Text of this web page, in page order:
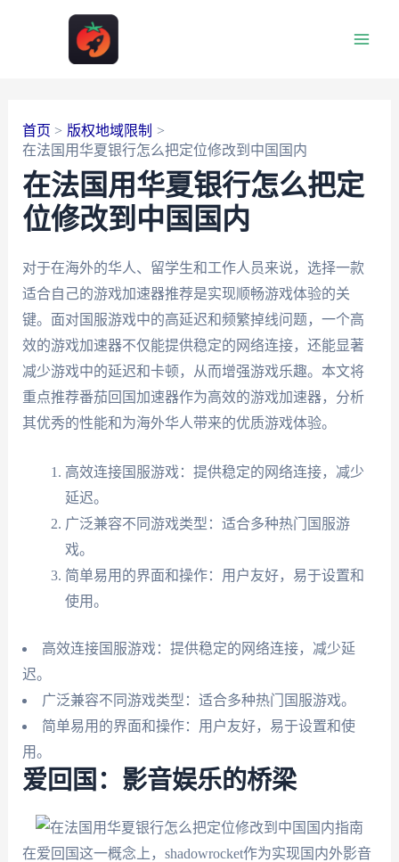
首页
版权地域限制
在法国用华夏银行怎么把定位修改到中国国内
在法国用华夏银行怎么把定
位修改到中国国内
对于在海外的华人、留学生和工作人员来说，选择一款
适合自己的游戏加速器推荐是实现顺畅游戏体验的关
键。面对国服游戏中的高延迟和频繁掉线问题，一个高
效的游戏加速器不仅能提供稳定的网络连接，还能显著
减少游戏中的延迟和卡顿，从而增强游戏乐趣。本文将
重点推荐番茄回国加速器作为高效的游戏加速器，分析
其优秀的性能和为海外华人带来的优质游戏体验。
高效连接国服游戏：提供稳定的网络连接，减少
延迟。
广泛兼容不同游戏类型：适合多种热门国服游
戏。
简单易用的界面和操作：用户友好，易于设置和
使用。
高效连接国服游戏：提供稳定的网络连接，减少延
迟。
广泛兼容不同游戏类型：适合多种热门国服游戏。
简单易用的界面和操作：用户友好，易于设置和使
用。
爱回国：影音娱乐的桥梁
在爱回国这一概念上，shadowrocket作为实现国内外影音